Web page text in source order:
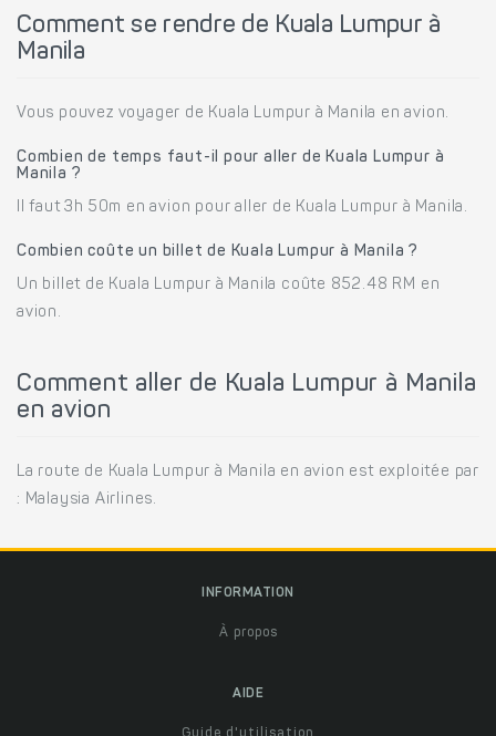
Comment se rendre de Kuala Lumpur à
Manila
Vous pouvez voyager de Kuala Lumpur à Manila en avion.
Combien de temps faut-il pour aller de Kuala Lumpur à
Manila ?
Il faut 3h 50m en avion pour aller de Kuala Lumpur à Manila.
Combien coûte un billet de Kuala Lumpur à Manila ?
Un billet de Kuala Lumpur à Manila coûte 852.48 RM en
avion.
Comment aller de Kuala Lumpur à Manila
en avion
La route de Kuala Lumpur à Manila en avion est exploitée par
: Malaysia Airlines.
INFORMATION
À propos
AIDE